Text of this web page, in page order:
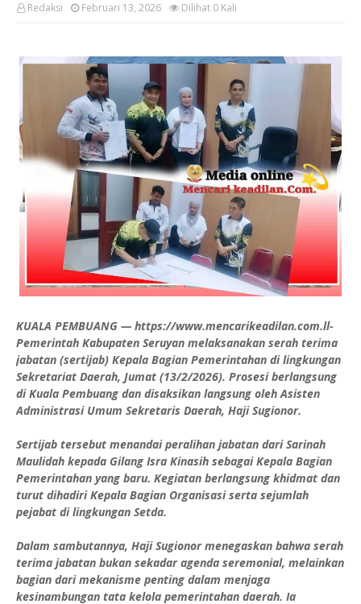
Redaksi Dilihat 0 Kali
Februari 13, 2026
KUALA PEMBUANG — https://www.mencarikeadilan.com.ll-
Pemerintah Kabupaten Seruyan melaksanakan serah terima
jabatan (sertijab) Kepala Bagian Pemerintahan di lingkungan
Sekretariat Daerah, Jumat (13/2/2026). Prosesi berlangsung
di Kuala Pembuang dan disaksikan langsung oleh Asisten
Administrasi Umum Sekretaris Daerah, Haji Sugionor.
Sertijab tersebut menandai peralihan jabatan dari Sarinah
Maulidah kepada Gilang Isra Kinasih sebagai Kepala Bagian
Pemerintahan yang baru. Kegiatan berlangsung khidmat dan
turut dihadiri Kepala Bagian Organisasi serta sejumlah
pejabat di lingkungan Setda.
Dalam sambutannya, Haji Sugionor menegaskan bahwa serah
terima jabatan bukan sekadar agenda seremonial, melainkan
bagian dari mekanisme penting dalam menjaga
kesinambungan tata kelola pemerintahan daerah. Ia